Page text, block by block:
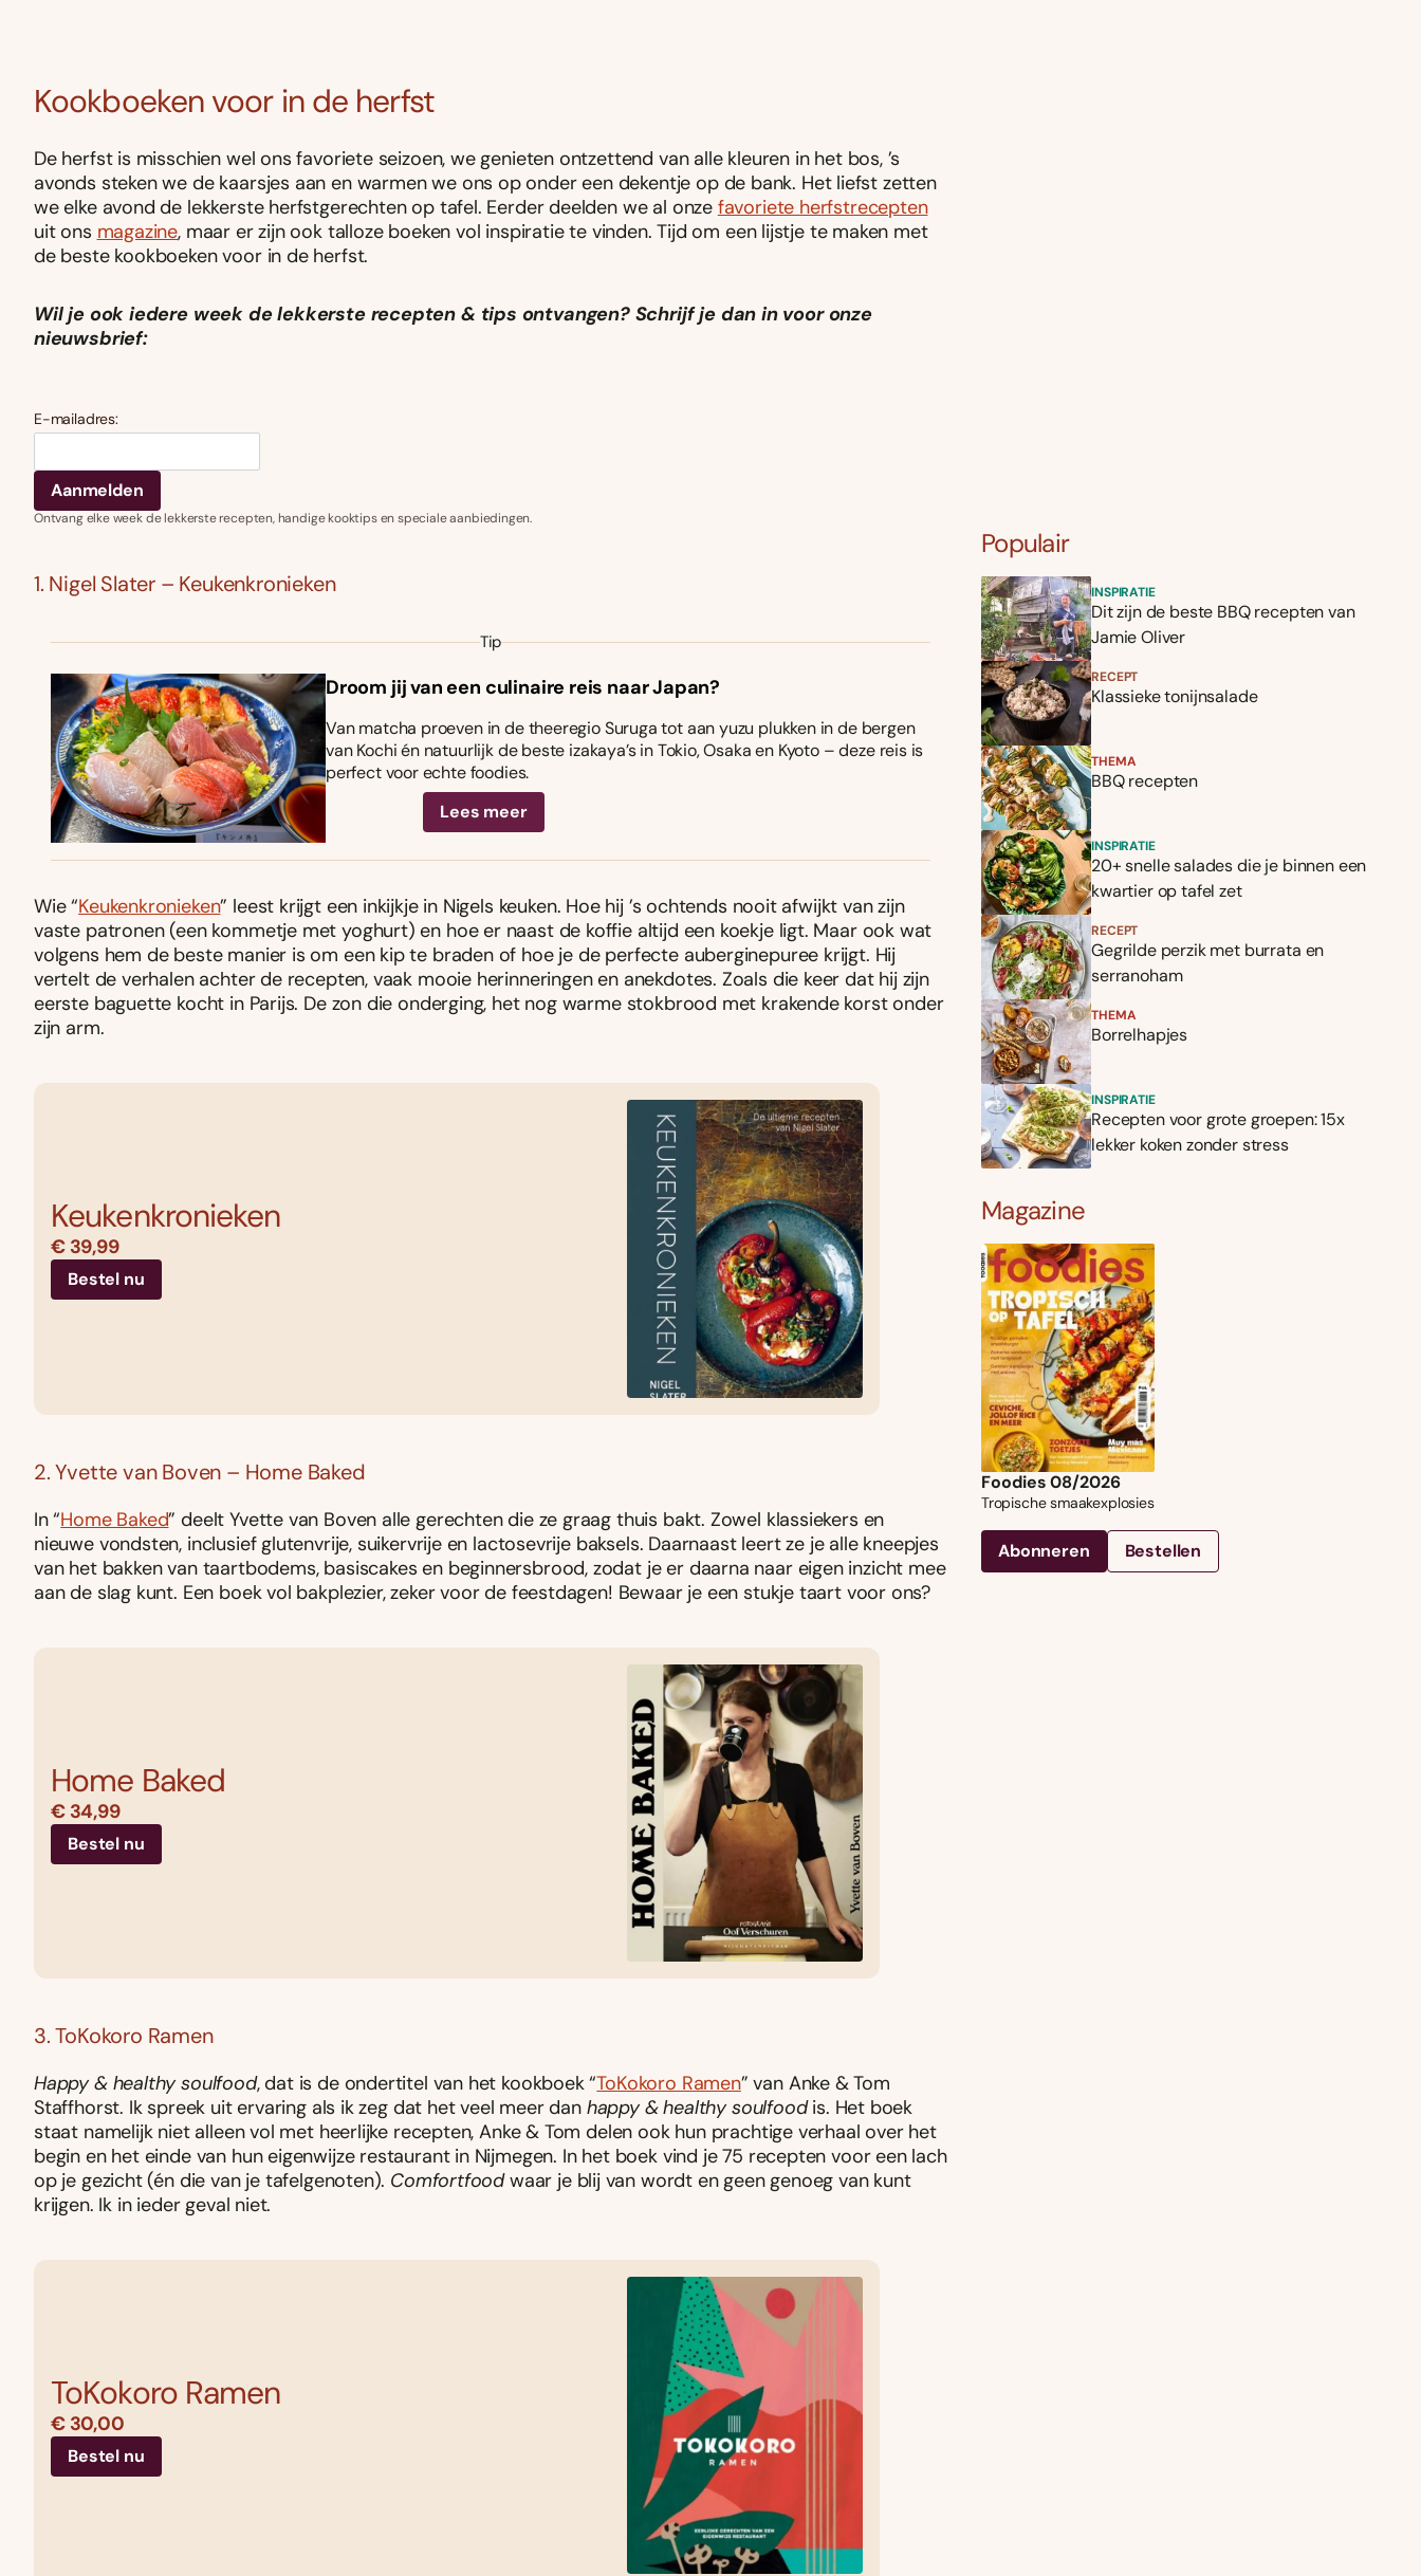
Kookboeken voor in de herfst
De herfst is misschien wel ons favoriete seizoen, we genieten ontzettend van alle kleuren in het bos, ’s
avonds steken we de kaarsjes aan en warmen we ons op onder een dekentje op de bank. Het liefst zetten
we elke avond de lekkerste herfstgerechten op tafel. Eerder deelden we al onze favoriete herfstrecepten
uit ons magazine, maar er zijn ook talloze boeken vol inspiratie te vinden. Tijd om een lijstje te maken met
de beste kookboeken voor in de herfst.
Wil je ook iedere week de lekkerste recepten & tips ontvangen? Schrijf je dan in voor onze
nieuwsbrief:
E-mailadres:
Ontvang elke week de lekkerste recepten, handige kooktips en speciale aanbiedingen.
1. Nigel Slater – Keukenkronieken
Tip
Droom jij van een culinaire reis naar Japan?
Van matcha proeven in de theeregio Suruga tot aan yuzu plukken in de bergen
van Kochi én natuurlijk de beste izakaya’s in Tokio, Osaka en Kyoto – deze reis is
perfect voor echte foodies.
Lees meer
Wie “Keukenkronieken” leest krijgt een inkijkje in Nigels keuken. Hoe hij ’s ochtends nooit afwijkt van zijn
vaste patronen (een kommetje met yoghurt) en hoe er naast de koffie altijd een koekje ligt. Maar ook wat
volgens hem de beste manier is om een kip te braden of hoe je de perfecte auberginepuree krijgt. Hij
vertelt de verhalen achter de recepten, vaak mooie herinneringen en anekdotes. Zoals die keer dat hij zijn
eerste baguette kocht in Parijs. De zon die onderging, het nog warme stokbrood met krakende korst onder
zijn arm.
Keukenkronieken
€ 39,99
Bestel nu
2. Yvette van Boven – Home Baked
In “Home Baked” deelt Yvette van Boven alle gerechten die ze graag thuis bakt. Zowel klassiekers en
nieuwe vondsten, inclusief glutenvrije, suikervrije en lactosevrije baksels. Daarnaast leert ze je alle kneepjes
van het bakken van taartbodems, basiscakes en beginnersbrood, zodat je er daarna naar eigen inzicht mee
aan de slag kunt. Een boek vol bakplezier, zeker voor de feestdagen! Bewaar je een stukje taart voor ons?
Home Baked
€ 34,99
Bestel nu
3. ToKokoro Ramen
Happy & healthy soulfood, dat is de ondertitel van het kookboek “ToKokoro Ramen” van Anke & Tom
Staffhorst. Ik spreek uit ervaring als ik zeg dat het veel meer dan happy & healthy soulfoodis. Het boek
staat namelijk niet alleen vol met heerlijke recepten, Anke & Tom delen ook hun prachtige verhaal over het
begin en het einde van hun eigenwijze restaurant in Nijmegen. In het boek vind je 75 recepten voor een lach
op je gezicht (én die van je tafelgenoten). Comfortfoodwaar je blij van wordt en geen genoeg van kunt
krijgen. Ik in ieder geval niet.
ToKokoro Ramen
€ 30,00
Bestel nu
Populair
INSPIRATIE
Dit zijn de beste BBQ recepten van
Jamie Oliver
RECEPT
Klassieke tonijnsalade
THEMA
BBQ recepten
INSPIRATIE
20+ snelle salades die je binnen een
kwartier op tafel zet
RECEPT
Gegrilde perzik met burrata en
serranoham
THEMA
Borrelhapjes
INSPIRATIE
Recepten voor grote groepen: 15x
lekker koken zonder stress
Magazine
Foodies 08/2026
Tropische smaakexplosies
Abonneren Bestellen